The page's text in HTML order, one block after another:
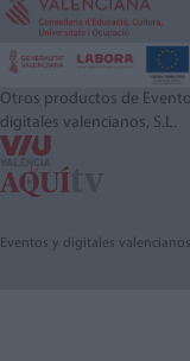
Otros productos de
digitales valencianos, S.L.
Eventos y digitales